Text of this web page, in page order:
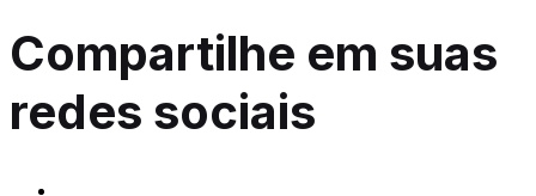
Compartilhe em suas
redes sociais